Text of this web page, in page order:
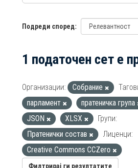
Подреди според
1 податочен сет е
Организации: Собрание
парламент
пратеничка група
JSON
XLSX
Групи:
Пратенички состав
Лиценци:
Creative Commons CCZero
Филтрирај ги резултатите